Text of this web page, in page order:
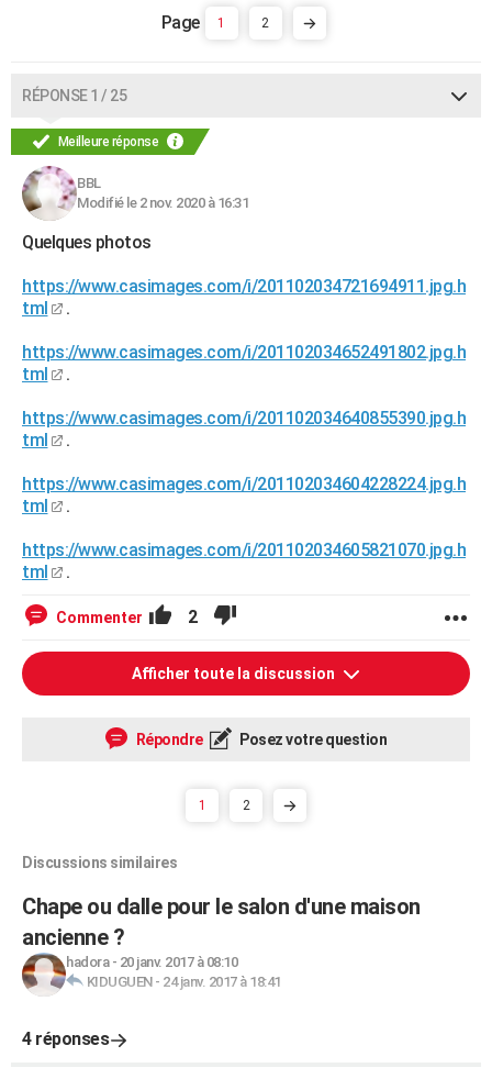
1 2
RÉPONSE 1 / 25
Meilleure réponse
BBL
Modifié le 2 nov. 2020 à 16:31
Quelques photos
https://www.casimages.com/i/201102034721694911.jpg.h
tml
.
https://www.casimages.com/i/201102034652491802.jpg.h
tml
.
https://www.casimages.com/i/201102034640855390.jpg.h
tml
.
https://www.casimages.com/i/201102034604228224.jpg.h
tml
.
https://www.casimages.com/i/201102034605821070.jpg.h
tml
.
Commenter 2
Afficher toute la discussion
Répondre Posez votre question
1 2
Discussions similaires
Chape ou dalle pour le salon d'une maison
ancienne ?
hadora- 20 janv. 2017 à 08:10
KIDUGUEN- 24 janv. 2017 à 18:41
4 réponses